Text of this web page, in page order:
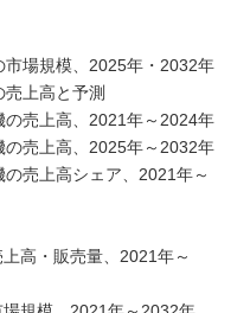
市場規模、2025年・2032年
売上高と予測
売上高、2021年～2024年
売上高、2025年～2032年
売上高シェア、2021年～
高・販売量、2021年～